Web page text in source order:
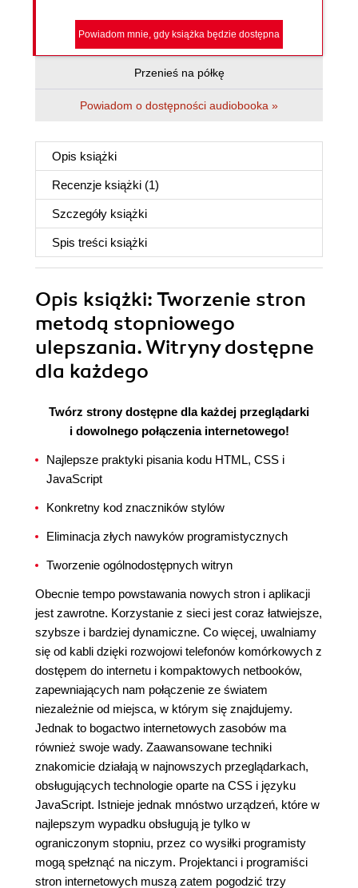
Powiadom mnie, gdy książka będzie dostępna
Przenieś na półkę
Powiadom o dostępności audiobooka »
Opis książki
Recenzje książki (1)
Szczegóły książki
Spis treści książki
Opis książki: Tworzenie stron
metodą stopniowego
ulepszania. Witryny dostępne
dla każdego
Twórz strony dostępne dla każdej przeglądarki
i dowolnego połączenia internetowego!
Najlepsze praktyki pisania kodu HTML, CSS i
JavaScript
Konkretny kod znaczników stylów
Eliminacja złych nawyków programistycznych
Tworzenie ogólnodostępnych witryn
Obecnie tempo powstawania nowych stron i aplikacji
jest zawrotne. Korzystanie z sieci jest coraz łatwiejsze,
szybsze i bardziej dynamiczne. Co więcej, uwalniamy
się od kabli dzięki rozwojowi telefonów komórkowych z
dostępem do internetu i kompaktowych netbooków,
zapewniających nam połączenie ze światem
niezależnie od miejsca, w którym się znajdujemy.
Jednak to bogactwo internetowych zasobów ma
również swoje wady. Zaawansowane techniki
znakomicie działają w najnowszych przeglądarkach,
obsługujących technologie oparte na CSS i języku
JavaScript. Istnieje jednak mnóstwo urządzeń, które w
najlepszym wypadku obsługują je tylko w
ograniczonym stopniu, przez co wysiłki programisty
mogą spełznąć na niczym. Projektanci i programiści
stron internetowych muszą zatem pogodzić trzy